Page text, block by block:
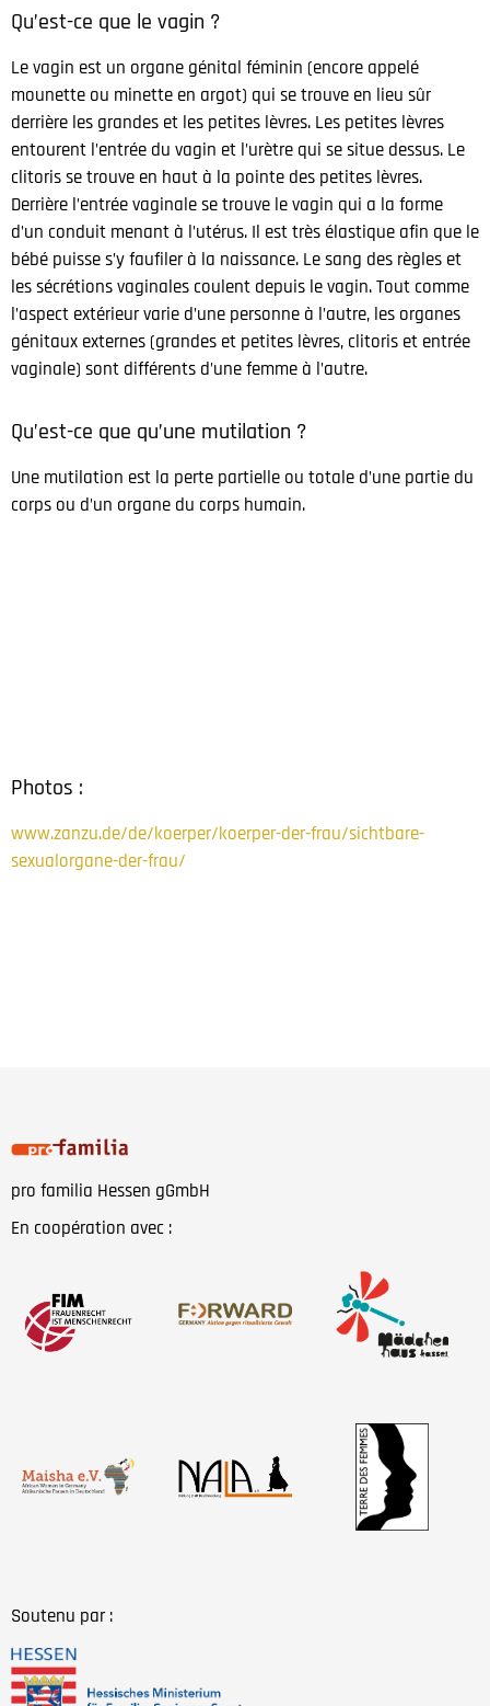
Qu’est-ce que le vagin ?
Le vagin est un organe génital féminin (encore appelé
mounette ou minette en argot) qui se trouve en lieu sûr
derrière les grandes et les petites lèvres. Les petites lèvres
entourent l’entrée du vagin et l’urètre qui se situe dessus. Le
clitoris se trouve en haut à la pointe des petites lèvres.
Derrière l’entrée vaginale se trouve le vagin qui a la forme
d’un conduit menant à l’utérus. Il est très élastique afin que le
bébé puisse s’y faufiler à la naissance. Le sang des règles et
les sécrétions vaginales coulent depuis le vagin. Tout comme
l’aspect extérieur varie d’une personne à l’autre, les organes
génitaux externes (grandes et petites lèvres, clitoris et entrée
vaginale) sont différents d’une femme à l’autre.
Qu’est-ce que qu’une mutilation ?
Une mutilation est la perte partielle ou totale d’une partie du
corps ou d’un organe du corps humain.
Photos :
www.zanzu.de/de/koerper/koerper-der-frau/sichtbare-
sexualorgane-der-frau/
pro familia Hessen gGmbH
En coopération avec :
Soutenu par :